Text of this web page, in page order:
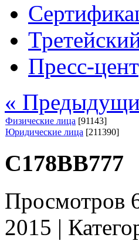
Пресс-
«
Физические лица [91143]
Юридические лица [211390]
С178ВВ777
Просмотров
2015 |